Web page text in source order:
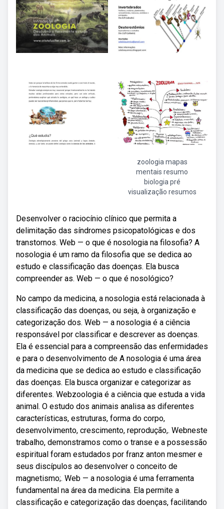
zoologia mapas
mentais resumo
biologia pré
visualização resumos
Desenvolver o raciocínio clínico que permita a
delimitação das síndromes psicopatológicas e dos
transtornos. Web — o que é nosologia na filosofia? A
nosologia é um ramo da filosofia que se dedica ao
estudo e classificação das doenças. Ela busca
compreender as. Web — o que é nosológico?
No campo da medicina, a nosologia está relacionada à
classificação das doenças, ou seja, à organização e
categorização dos. Web — a nosologia é a ciência
responsável por classificar e descrever as doenças.
Ela é essencial para a compreensão das enfermidades
e para o desenvolvimento de A nosologia é uma área
da medicina que se dedica ao estudo e classificação
das doenças. Ela busca organizar e categorizar as
diferentes. Webzoologia é a ciência que estuda a vida
animal. O estudo dos animais analisa as diferentes
características, estruturas, forma do corpo,
desenvolvimento, crescimento, reprodução,. Webneste
trabalho, demonstramos como o transe e a possessão
espiritual foram estudados por franz anton mesmer e
seus discípulos ao desenvolver o conceito de
magnetismo;. Web — a nosologia é uma ferramenta
fundamental na área da medicina. Ela permite a
classificação e categorização das doenças, facilitando